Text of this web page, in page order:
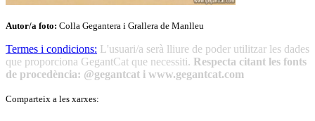
Autor/a foto: Colla Gegantera i Grallera de Manlleu
Termes i condicions: L'usuari/a serà lliure de poder utilitzar les dades
que proporciona GegantCat que necessiti. Respecta citant les fonts
de procedència: @gegantcat i www.gegantcat.com
Comparteix a les xarxes: